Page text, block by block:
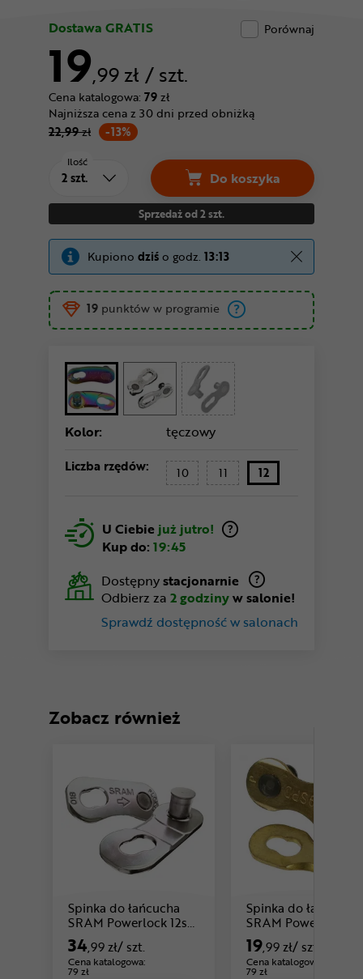
Dostawa GRATIS Porównaj
19,99 zł / szt.
Cena katalogowa: 79zł
-13%
Najniższa cena z 30 dni przed obniżką
22,99zł
Ilość
Do koszyka
Spinka do łańcucha
Sprzedaż od 2 szt.
Kupiono dziśo godz. 13:13
19 punktów w programie
Kolor: tęczowy
Liczba rzędów: 10 11 12
U Ciebie już jutro!
Kup do: 19:45
Dostępnystacjonarnie
Odbierz za 2 godzinyw salonie!
Sprawdź dostępność w salonach
Zobacz również
Spinka do łańcucha
SRAM Powerlock 12s
Red / Force / Rival
AXSCena: 34 ,99 zł
34,99 zł/ szt.
Cena katalogowa:
79 zł
Spinka do łańcucha
SRAM Powerlink
19,99 zł/ szt.
Cena katalogowa:
79 zł